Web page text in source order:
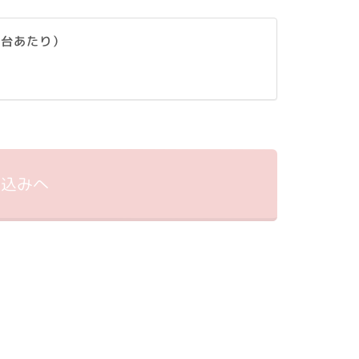
あたり）
みへ